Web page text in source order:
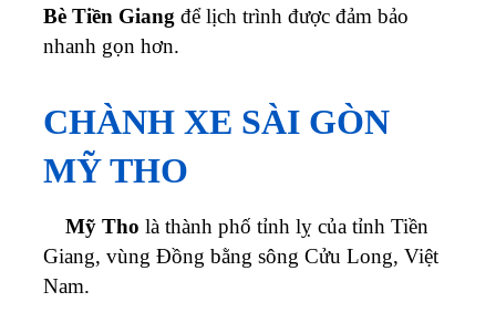
Bè Tiền Giang để lịch trình được đảm bảo
nhanh gọn hơn.
CHÀNH XE SÀI GÒN
MỸ THO
Mỹ Tho là thành phố tỉnh lỵ của tỉnh Tiền
Giang, vùng Đồng bằng sông Cửu Long, Việt
Nam.